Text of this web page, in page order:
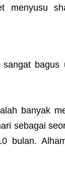
menyusu
bagus
banyak
sebagai
bulan.